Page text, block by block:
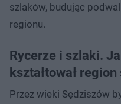
szlaków, budując
regionu.
Rycerze i szlaki.
kształtował
Przez wieki Sędziszów